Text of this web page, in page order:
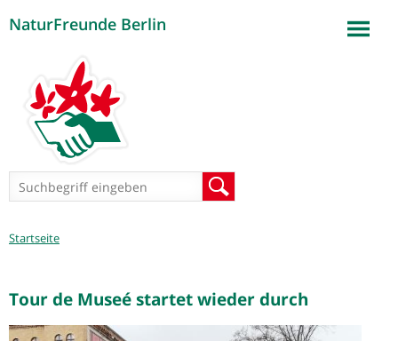
NaturFreunde Berlin
Suchformular
Sie
Startseite
Tour de Museé startet wieder durch